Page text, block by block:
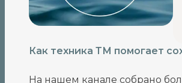
Как техника ТМ помогает
На нашем канале собрано